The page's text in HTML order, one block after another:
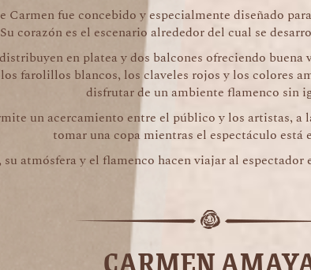
Carmen fue concebido y especialmente diseñado
Su corazón es el escenario alrededor del cual se
en platea y dos balcones ofreciendo
los farolillos blancos, los claveles rojos y los colores
disfrutar de un ambiente flamenco sin
un acercamiento entre el público y los artistas, a
tomar una copa mientras el espectáculo está
atmósfera y el flamenco hacen viajar al espectador